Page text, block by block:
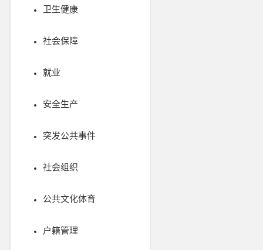
卫生健康
社会保障
就业
安全生产
突发公共事件
社会组织
公共文化体育
户籍管理